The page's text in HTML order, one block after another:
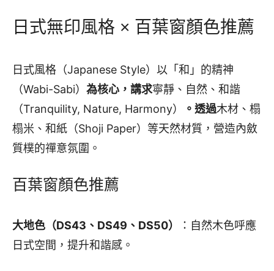
日式無印風格 × 百葉窗顏色推薦
日式風格（Japanese Style）以「和」的精神
（Wabi-Sabi） 為核心，講求寧靜、自然、和諧
（Tranquility, Nature, Harmony）
。透過木材、榻
榻米、和紙（Shoji Paper）等天然材質，營造內斂
質樸的禪意氛圍。
百葉窗顏色推薦
大地色（DS43、DS49、DS50）
：自然木色呼應
日式空間，提升和諧感。